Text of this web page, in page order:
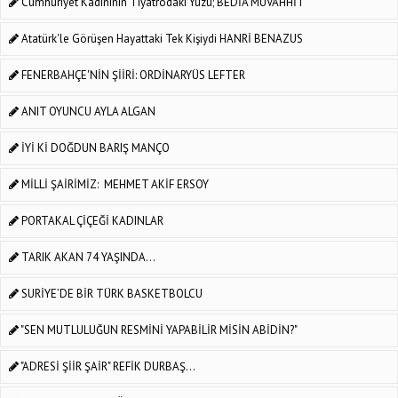
Atatürk'le Görüşen Hayattaki Tek Kişiydi HANRİ BENAZUS
FENERBAHÇE'NİN ŞİİRİ: ORDİNARYÜS LEFTER
ANIT OYUNCU AYLA ALGAN
İYİ Kİ DOĞDUN BARIŞ MANÇO
MİLLİ ŞAİRİMİZ: MEHMET AKİF ERSOY
PORTAKAL ÇİÇEĞİ KADINLAR
TARIK AKAN 74 YAŞINDA...
SURİYE’DE BİR TÜRK BASKETBOLCU
"SEN MUTLULUĞUN RESMİNİ YAPABİLİR MİSİN ABİDİN?"
"ADRESİ ŞİİR ŞAİR" REFİK DURBAŞ...